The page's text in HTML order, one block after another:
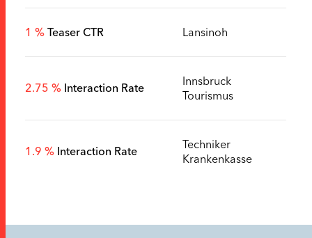
1 % Teaser CTR Lansinoh
2.75 % Interaction Rate
Innsbruck
Tourismus
1.9 % Interaction Rate
Techniker
Krankenkasse